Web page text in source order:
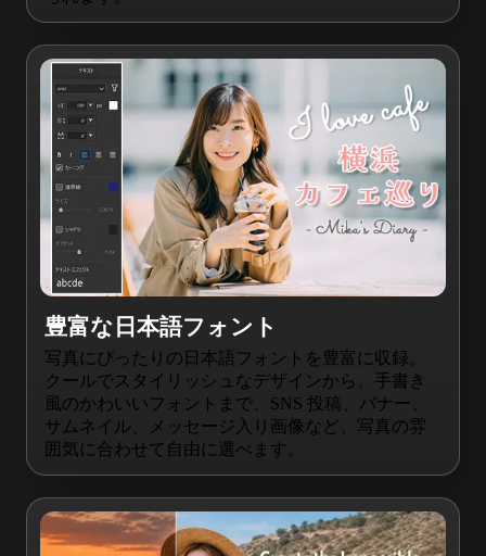
豊富な日本語フォント
写真にぴったりの日本語フォントを豊富に収録。
クールでスタイリッシュなデザインから、手書き
風のかわいいフォントまで、SNS 投稿、バナー、
サムネイル、メッセージ入り画像など、写真の雰
囲気に合わせて自由に選べます。